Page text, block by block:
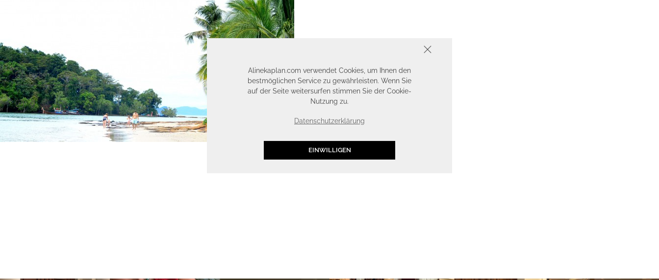
Alinekaplan.com verwendet Cookies, um Ihnen den
bestmöglichen Service zu gewährleisten. Wenn Sie
auf der Seite weitersurfen stimmen Sie der Cookie-
Nutzung zu.
Datenschutzerklärung
EINWILLIGEN